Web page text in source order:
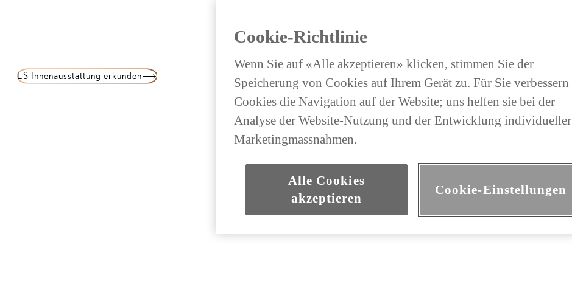
ES Innenausstattung erkunden
Cookie-Richtlinie
Wenn Sie auf «Alle akzeptieren» klicken, stimmen Sie der
Speicherung von Cookies auf Ihrem Gerät zu. Für Sie verbessern
Cookies die Navigation auf der Website; uns helfen sie bei der
Analyse der Website-Nutzung und der Entwicklung individueller
Marketingmassnahmen.
Alle Cookies
akzeptieren
Cookie-Einstellungen